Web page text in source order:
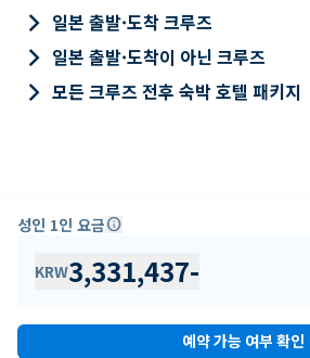
keyboard_arrow_right 일본 출발·도착 크루즈
keyboard_arrow_right 일본 출발·도착이 아닌 크루즈
keyboard_arrow_right 모든 크루즈 전후 숙박 호텔 패키지
성인 1인 요금info
KRW3,331,437-
예약 가능 여부 확인